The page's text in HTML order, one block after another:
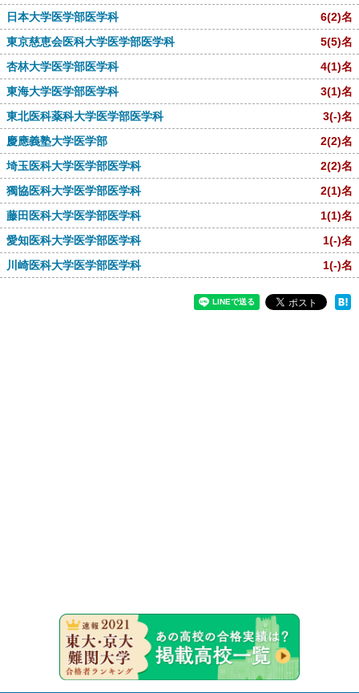
日本大学医学部医学科 6(2)名
東京慈恵会医科大学医学部医学科
5(5)名
杏林大学医学部医学科
4(1)名
東海大学医学部医学科
3(1)名
東北医科薬科大学医学部医学科
3(-)名
慶應義塾大学医学部
2(2)名
埼玉医科大学医学部医学科
2(2)名
獨協医科大学医学部医学科
2(1)名
藤田医科大学医学部医学科
1(1)名
愛知医科大学医学部医学科
1(-)名
川崎医科大学医学部医学科
1(-)名